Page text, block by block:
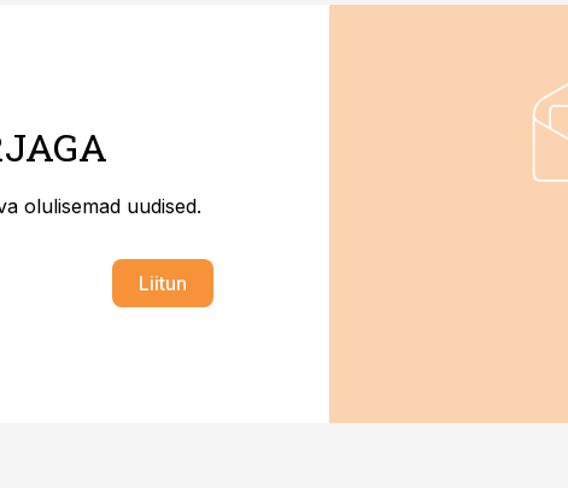
olulisemad uudised.
Liitun